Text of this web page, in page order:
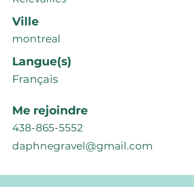
Ville
montreal
Langue(s)
Français
Me rejoindre
438-865-5552
daphnegravel@gmail.com